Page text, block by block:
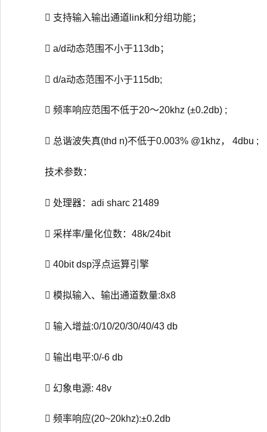
 支持输入输出通道link和分组功能；
 a/d动态范围不小于113db；
 d/a动态范围不小于115db;
 频率响应范围不低于20～20khz (±0.2db) ;
 总谐波失真(thd n)不低于0.003% @1khz， 4dbu ;
技术参数：
 处理器：adi sharc 21489
 采样率/量化位数：48k/24bit
 40bit dsp浮点运算引擎
 模拟输入、输出通道数量:8x8
 输入增益:0/10/20/30/40/43 db
 输出电平:0/-6 db
 幻象电源: 48v
 频率响应(20~20khz):±0.2db